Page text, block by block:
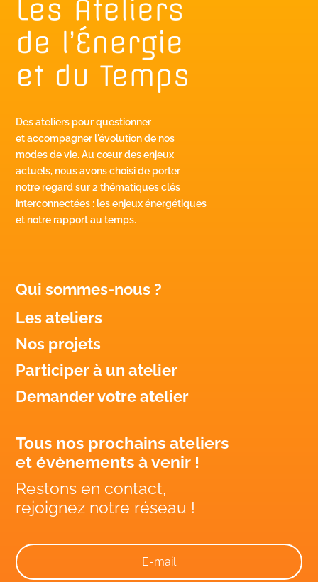
Des ateliers pour questionner
et accompagner l'évolution de nos
modes de vie. Au cœur des enjeux
actuels, nous avons choisi de porter
notre regard sur 2 thématiques clés
interconnectées : les enjeux énergétiques
et notre rapport au temps.
Qui sommes-nous ?
Les ateliers
Nos projets
Participer à un atelier
Demander votre atelier
Tous nos prochains ateliers
et évènements à venir !
Restons en contact,
rejoignez notre réseau !